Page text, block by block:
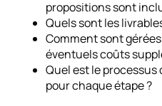
propositions sont
Quels sont les
Comment sont
éventuels coûts
Quel est le processus
pour chaque étape ?